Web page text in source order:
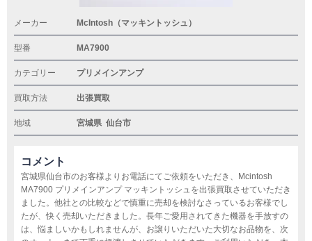
メーカー McIntosh（マッキントッシュ）
型番 MA7900
カテゴリー プリメインアンプ
買取方法 出張買取
地域 宮城県 仙台市
コメント
宮城県仙台市のお客様よりお電話にてご依頼をいただき、Mcintosh
MA7900 プリメインアンプ マッキントッシュを出張買取させていただき
ました。他社との比較などで慎重に売却を検討なさっているお客様でし
たが、快く売却いただきました。長年ご愛用されてきた機器を手放すの
は、悩ましいかもしれませんが、お譲りいただいた大切なお品物を、次